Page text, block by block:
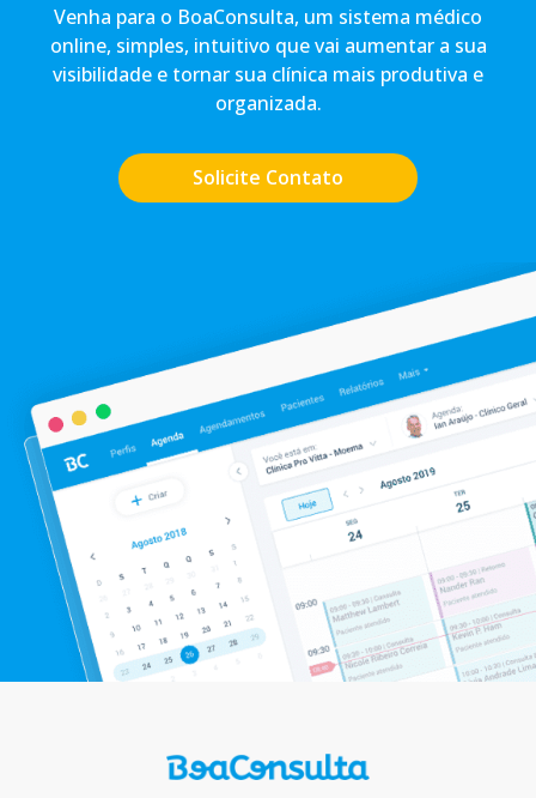
Venha para o BoaConsulta, um sistema médico
online, simples, intuitivo que vai aumentar a sua
visibilidade e tornar sua clínica mais produtiva e
organizada.
Solicite Contato